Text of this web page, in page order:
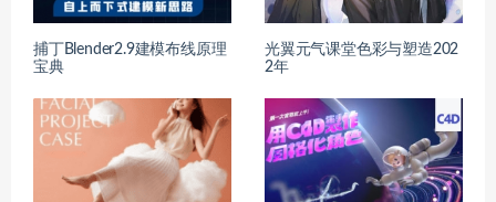
捕丁Blender2.9建模布线原理
宝典
光翼元气课堂色彩与塑造202
2年